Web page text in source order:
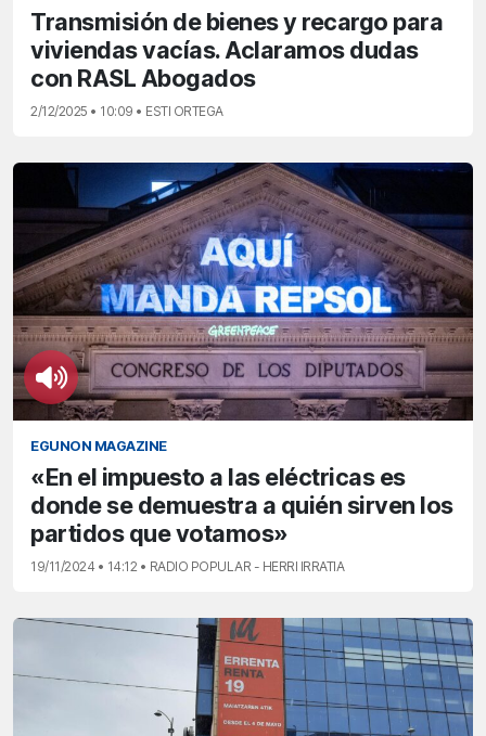
Transmisión de bienes y recargo para
viviendas vacías. Aclaramos dudas
con RASL Abogados
2/12/2025 • 10:09 • ESTI ORTEGA
EGUNON MAGAZINE
«En el impuesto a las eléctricas es
donde se demuestra a quién sirven los
partidos que votamos»
19/11/2024 • 14:12 • RADIO POPULAR - HERRI IRRATIA